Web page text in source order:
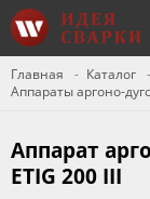
Главная Каталог
Аппараты аргоно-
Аппарат
ETIG 200 III